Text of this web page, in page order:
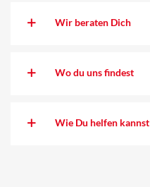
Wir beraten Dich
Wo du uns findest
Wie Du helfen kannst